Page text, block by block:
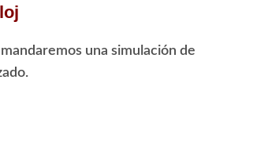
una simulación de